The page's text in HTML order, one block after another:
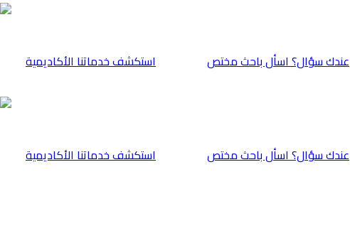
⁠استكشف خدماتنا الأكاديمية عندك سؤال؟ اسأل باحث مختص
⁠استكشف خدماتنا الأكاديمية عندك سؤال؟ اسأل باحث مختص